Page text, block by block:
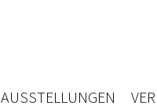
AUSSTELLUNGEN